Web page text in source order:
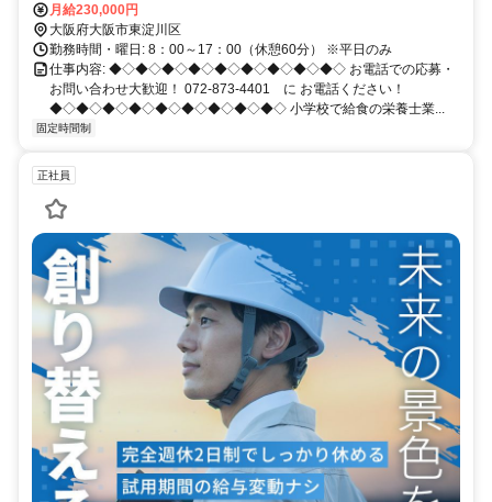
分・南吹田駅 徒歩12分
月給230,000円
大阪府大阪市東淀川区
勤務時間・曜日: 8：00～17：00（休憩60分） ※平日のみ
仕事内容: ◆◇◆◇◆◇◆◇◆◇◆◇◆◇◆◇◆◇ お電話での応募・
お問い合わせ大歓迎！ 072-873-4401 に お電話ください！
◆◇◆◇◆◇◆◇◆◇◆◇◆◇◆◇◆◇ 小学校で給食の栄養士業...
固定時間制
正社員